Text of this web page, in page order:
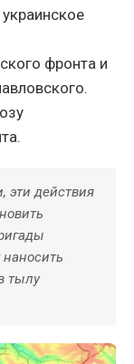
фронта и
эти действия
тылу